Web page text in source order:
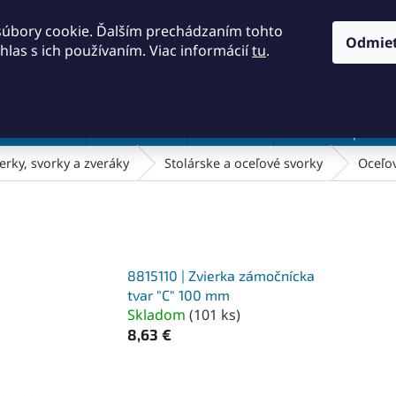
cookie. Ďalším prechádzaním tohto
s ich používaním. Viac informáciítu.
svorky a zveráky Stolárske a oceľové svorky
8815110 | Zvierka zámočnícka
tvar "C" 100 mm
Skladom(101 ks)
8,63 €